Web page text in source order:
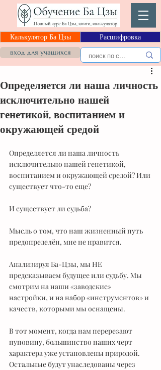
Калькулятор Ба Цзы Расшифровка
вход для учащихся
Определяется ли наша личность
исключительно нашей
генетикой, воспитанием и
окружающей средой
Определяется ли наша личность
исключительно нашей генетикой,
воспитанием и окружающей средой? Или
существует что-то еще?
И существует ли судьба?
Мысль о том, что наш жизненный путь
предопределён, мне не нравится.
Анализируя Ба-Цзы, мы НЕ
предсказываем будущее или судьбу. Мы
смотрим на наши «заводские»
настройки, и на набор «инструментов» и
качеств, которыми мы оснащены.
В тот момент, когда нам перерезают
пуповину, большинство наших черт
характера уже установлены природой.
Остальные будут унаследованы через